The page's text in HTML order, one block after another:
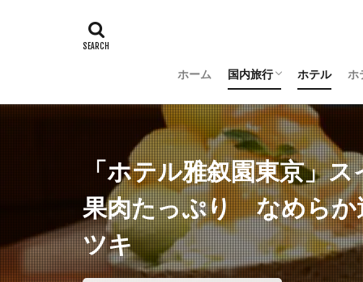
ホーム 国内旅行
羽田空港グルメ
大阪
京都
沖縄
新潟
長野
茨城
富山
金沢
山梨
ホテル ホ
「ホテル雅叙園東京」
果肉たっぷり なめらか
ツキ